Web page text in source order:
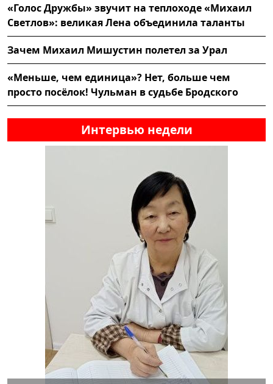
«Голос Дружбы» звучит на теплоходе «Михаил
Светлов»: великая Лена объединила таланты
Зачем Михаил Мишустин полетел за Урал
«Меньше, чем единица»? Нет, больше чем
просто посёлок! Чульман в судьбе Бродского
Интервью недели